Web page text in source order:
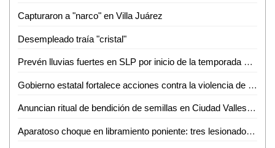
Capturaron a "narco" en Villa Juárez
Desempleado traía "cristal"
Prevén lluvias fuertes en SLP por inicio de la temporada de huracanes
Gobierno estatal fortalece acciones contra la violencia de género
Anuncian ritual de bendición de semillas en Ciudad Valles para el 24 de junio
Aparatoso choque en libramiento poniente: tres lesionados, dos de ellos graves